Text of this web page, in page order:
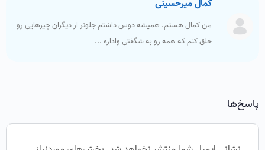
کمال میرحسینی
من کمال هستم. همیشه دوس داشتم جلوتر از دیگران چیزهایی رو
خلق کنم که همه رو به شگفتی واداره ...
پاسخ‌ها